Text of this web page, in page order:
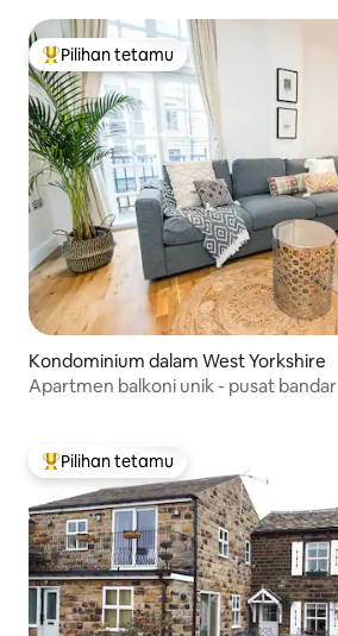
Pilihan utama tetamu
Pilihan tetamu
Kondominium dalam West Yorkshire
Apartmen balkoni unik - pusat bandar
Pilihan utama tetamu
Pilihan tetamu